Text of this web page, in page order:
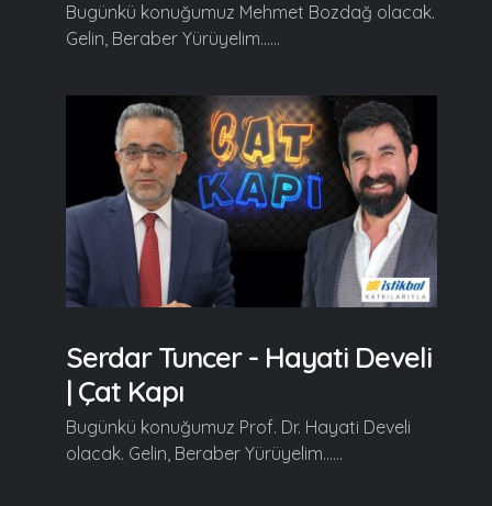
Bugünkü konuğumuz Mehmet Bozdağ olacak.
Gelin, Beraber Yürüyelim......
Serdar Tuncer - Hayati Develi
| Çat Kapı
Bugünkü konuğumuz Prof. Dr. Hayati Develi
olacak. Gelin, Beraber Yürüyelim......